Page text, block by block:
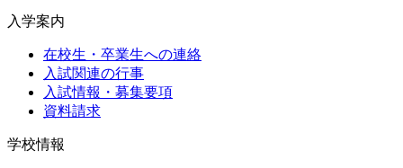
入学案内
在校生・卒業生への連絡
入試関連の行事
入試情報・募集要項
資料請求
学校情報